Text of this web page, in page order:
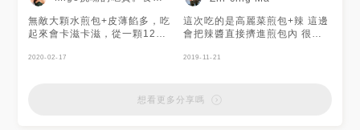
無敵大顆水煎包+皮薄餡多，吃
起來會卡滋卡滋，從一顆12元
2020-02-17
這次吃的是高麗菜煎包+辣 這邊
會把辣醬直接擠進煎包內 很特
友說：煎包不都這樣吃嗎） 內
👍🏻
2019-11-21
想看更多分享嗎